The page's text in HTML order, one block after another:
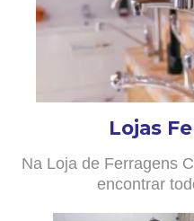
Lojas
Na Loja de Ferragens
encontrar